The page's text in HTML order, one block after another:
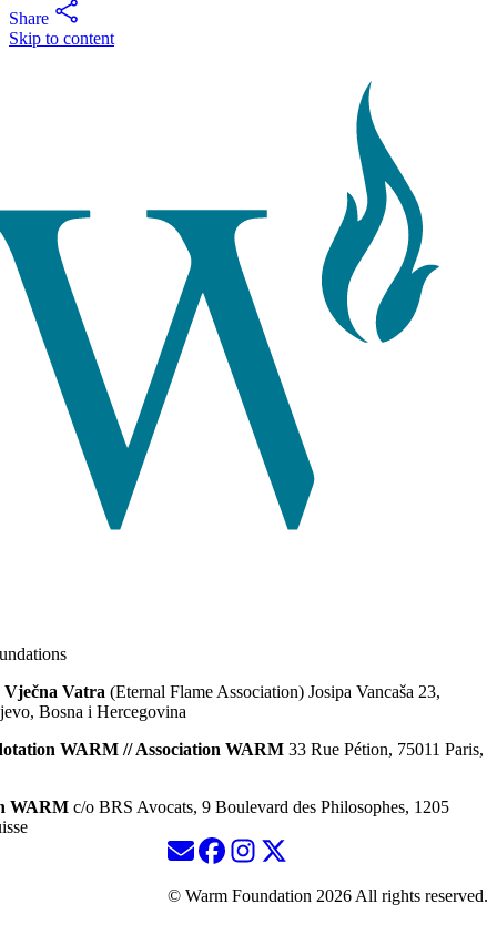
Skip to content
Share
Vatra (Eternal Flame Association) Josipa Vancaša 23,
Bosna i Hercegovina
WARM // Association WARM 33 Rue Pétion, 75011 Paris,
WARM c/o BRS Avocats, 9 Boulevard des Philosophes, 1205
© Warm Foundation 2026 All rights reserved.